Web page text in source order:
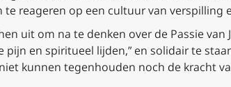
te reageren op een cultuur van verspilling
uit om na te denken over de Passie van
pijn en spiritueel lijden,” en solidair te
kunnen tegenhouden noch de kracht